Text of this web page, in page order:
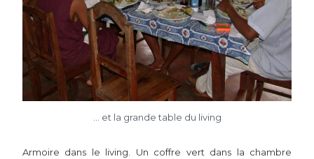
... et la grande table du living
Armoire dans le living. Un coffre vert dans la chambre